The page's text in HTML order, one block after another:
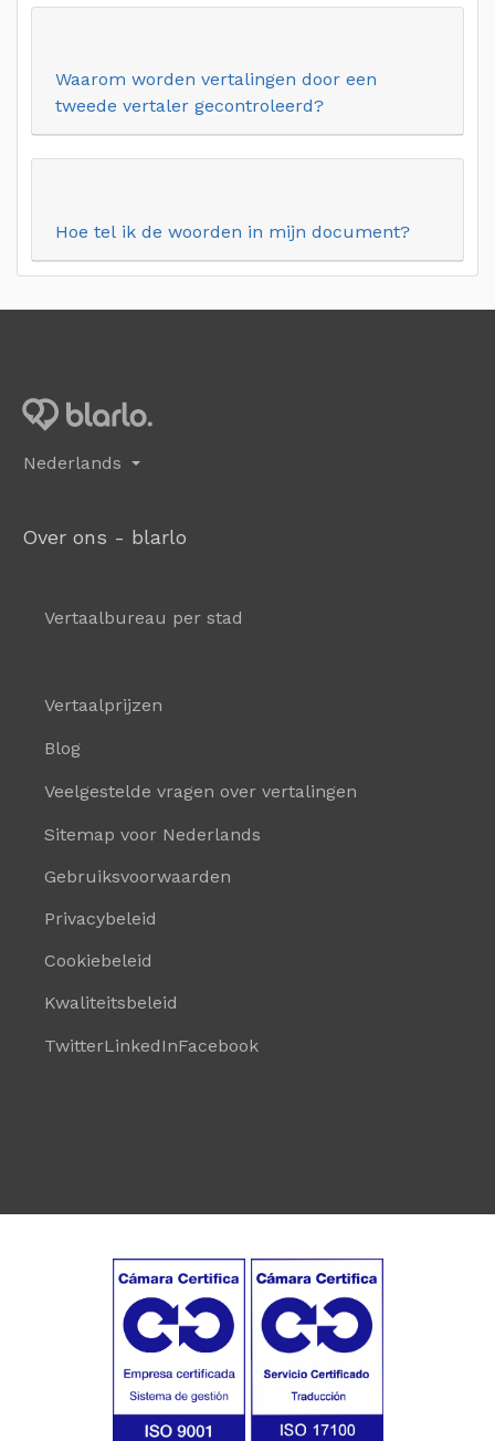
Waarom worden vertalingen door een
tweede vertaler gecontroleerd?
Hoe tel ik de woorden in mijn document?
Nederlands
Over ons - blarlo
Vertaalbureau per stad
Vertaalprijzen
Blog
Veelgestelde vragen over vertalingen
Sitemap voor Nederlands
Gebruiksvoorwaarden
Privacybeleid
Cookiebeleid
Kwaliteitsbeleid
TwitterLinkedInFacebook